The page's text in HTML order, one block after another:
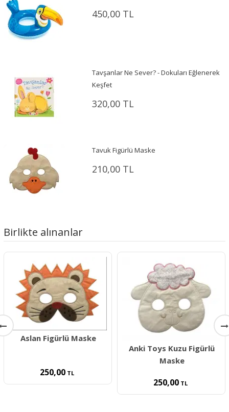
450,00 TL
Tavşanlar Ne Sever? - Dokuları Eğlenerek
Keşfet
320,00 TL
Tavuk Figürlü Maske
210,00 TL
Birlikte alınanlar
Aslan Figürlü Maske
250,00 TL
Anki Toys Kuzu Figürlü
Maske
250,00 TL